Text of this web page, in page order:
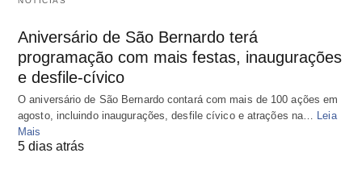
Aniversário de São Bernardo terá
programação com mais festas, inaugurações
e desfile-cívico
O aniversário de São Bernardo contará com mais de 100 ações em
agosto, incluindo inaugurações, desfile cívico e atrações na…
Leia
Mais
5 dias atrás